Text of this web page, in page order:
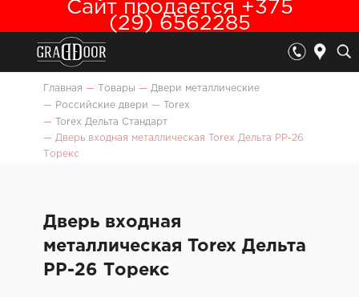
Сайт продается +375
(29) 6562285
Главная — Товары — Двери металлические
—
Российские двери —
Torex
—
Torex Дельта Стандарт
— Дверь входная металлическая Torex Дельта PP-26
Торекс
Дверь входная
металлическая Torex Дельта
PP-26 Торекс